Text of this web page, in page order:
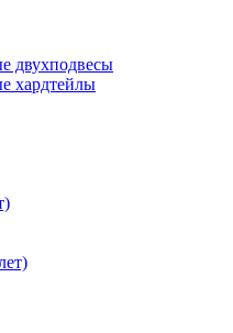
двухподвесы
хардтейлы